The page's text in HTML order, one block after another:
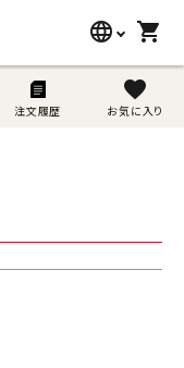
language shopping_cart
注文履歴
favorite
お気に入り
search